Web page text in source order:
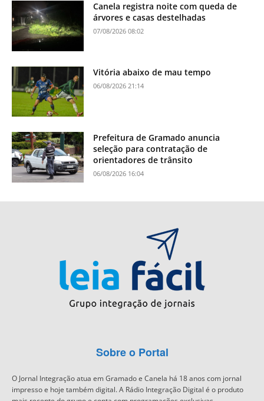
Canela registra noite com queda de
árvores e casas destelhadas
07/08/2026 08:02
Vitória abaixo de mau tempo
06/08/2026 21:14
Prefeitura de Gramado anuncia
seleção para contratação de
orientadores de trânsito
06/08/2026 16:04
Sobre o Portal
O Jornal Integração atua em Gramado e Canela há 18 anos com jornal
impresso e hoje também digital. A Rádio Integração Digital é o produto